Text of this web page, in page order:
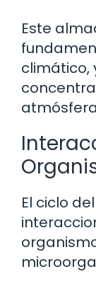
Este
climático,
El ciclo